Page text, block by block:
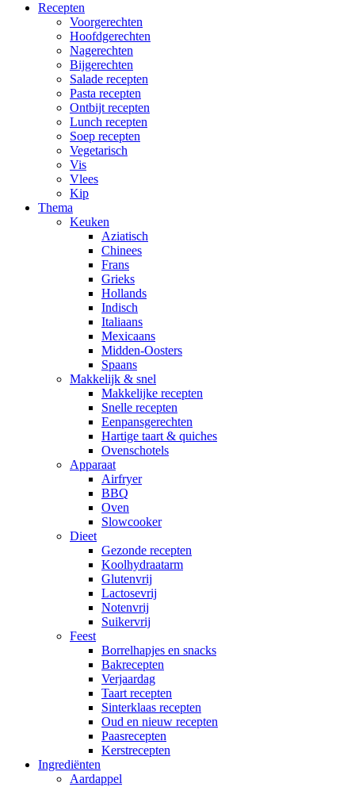
Recepten
Voorgerechten
Hoofdgerechten
Nagerechten
Bijgerechten
Salade recepten
Pasta recepten
Ontbijt recepten
Lunch recepten
Soep recepten
Vegetarisch
Vis
Vlees
Kip
Thema
Keuken
Aziatisch
Chinees
Frans
Grieks
Hollands
Indisch
Italiaans
Mexicaans
Midden-Oosters
Spaans
Makkelijk & snel
Makkelijke recepten
Snelle recepten
Eenpansgerechten
Hartige taart & quiches
Ovenschotels
Apparaat
Airfryer
BBQ
Oven
Slowcooker
Dieet
Gezonde recepten
Koolhydraatarm
Glutenvrij
Lactosevrij
Notenvrij
Suikervrij
Feest
Borrelhapjes en snacks
Bakrecepten
Verjaardag
Taart recepten
Sinterklaas recepten
Oud en nieuw recepten
Paasrecepten
Kerstrecepten
Ingrediënten
Aardappel